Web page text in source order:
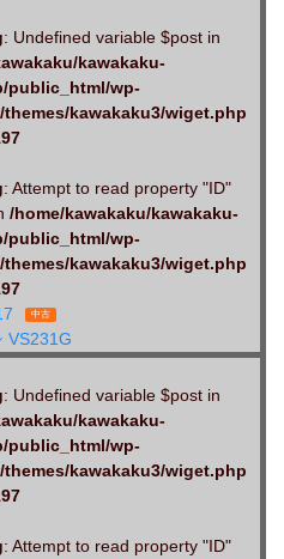
: Undefined variable $post in
kawakaku-
public_html/wp-
kawakaku3/wiget.php
: Attempt to read property "ID"
/home/kawakaku/kawakaku-
public_html/wp-
kawakaku3/wiget.php
中古
VS231G
: Undefined variable $post in
kawakaku-
public_html/wp-
kawakaku3/wiget.php
: Attempt to read property "ID"